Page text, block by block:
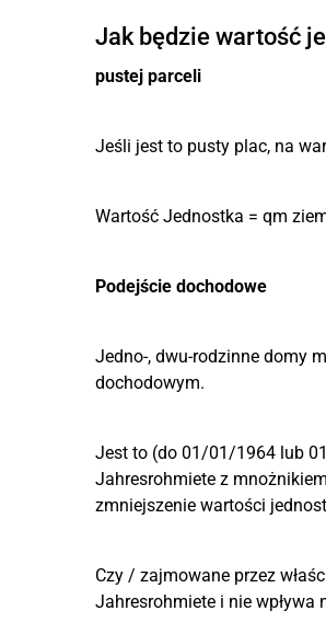
Jak będzie wartość
pustej parceli
Jeśli jest to pusty plac, na
Wartość Jednostka = qm
Podejście dochodowe
Jedno-, dwu-rodzinne domy
dochodowym.
Jest to (do 01/01/1964 lub
Jahresrohmiete z
zmniejszenie wartości
Czy / zajmowane przez
Jahresrohmiete i nie wpływa